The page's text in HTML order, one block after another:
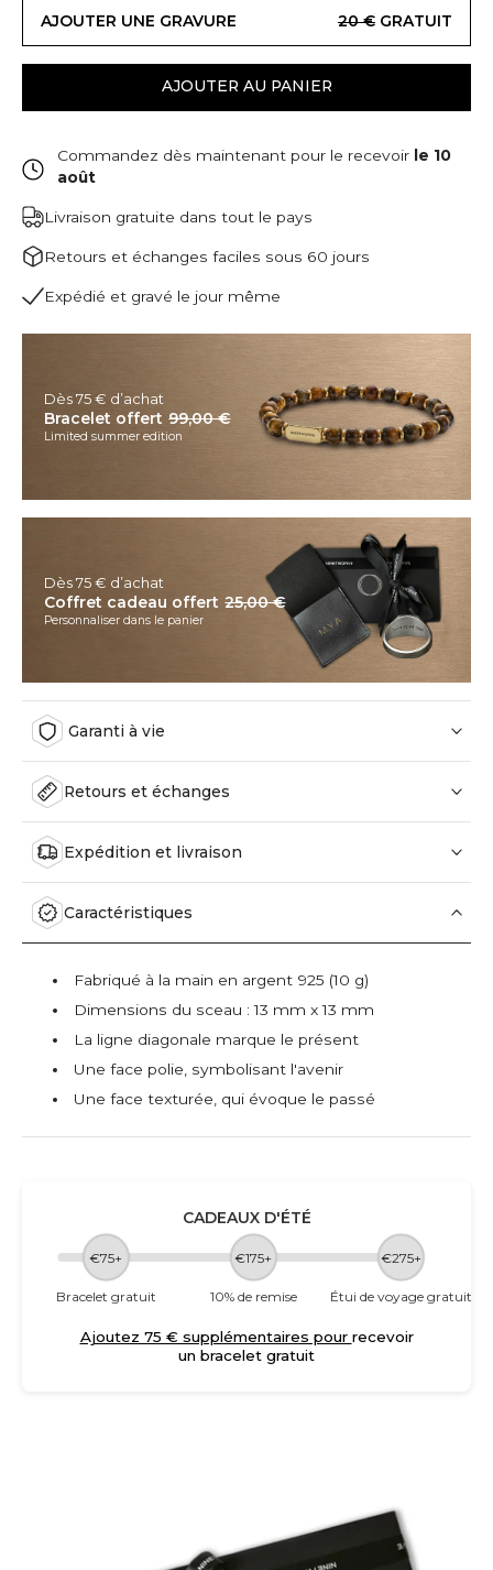
AJOUTER UNE GRAVURE 20 € GRATUIT
AJOUTER AU PANIER
Commandez dès maintenant pour le recevoir le 10
août
Livraison gratuite dans tout le pays
Retours et échanges faciles sous 60 jours
Expédié et gravé le jour même
Dès 75 € d’achat
Bracelet offert 99,00 €
Limited summer edition
Dès 75 € d’achat
Coffret cadeau offert 25,00 €
Personnaliser dans le panier
Garanti à vie
Retours et échanges
Expédition et livraison
Caractéristiques
Fabriqué à la main en argent 925 (10 g)
Dimensions du sceau : 13 mm x 13 mm
La ligne diagonale marque le présent
Une face polie, symbolisant l'avenir
Une face texturée, qui évoque le passé
CADEAUX D'ÉTÉ
€75+ €175+ €275+
Bracelet gratuit 10% de remise Étui de voyage gratuit
Ajoutez 75 € supplémentaires pour recevoir
un bracelet gratuit